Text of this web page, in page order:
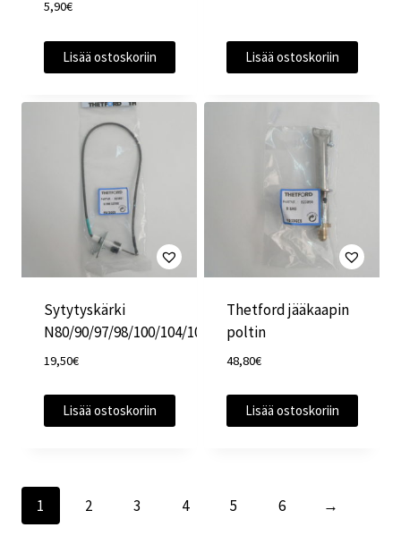
5,90€
Lisää ostoskoriin Lisää ostoskoriin
Sytytyskärki
N80/90/97/98/100/104/108
19,50€
Lisää ostoskoriin
Thetford jääkaapin
poltin
48,80€
Lisää ostoskoriin
1 2 3 4 5 6 →